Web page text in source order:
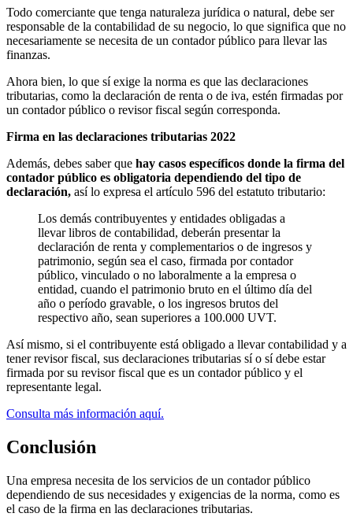
Todo comerciante que tenga naturaleza jurídica o natural, debe ser
responsable de la contabilidad de su negocio, lo que significa que no
necesariamente se necesita de un contador público para llevar las
finanzas.
Ahora bien, lo que sí exige la norma es que las declaraciones
tributarias, como la declaración de renta o de iva, estén firmadas por
un contador público o revisor fiscal según corresponda.
Firma en las declaraciones tributarias 2022
Además, debes saber que hay casos específicos donde la firma del
contador público es obligatoria dependiendo del tipo de
declaración, así lo expresa el artículo 596 del estatuto tributario:
Los demás contribuyentes y entidades obligadas a
llevar libros de contabilidad, deberán presentar la
declaración de renta y complementarios o de ingresos y
patrimonio, según sea el caso, firmada por contador
público, vinculado o no laboralmente a la empresa o
entidad, cuando el patrimonio bruto en el último día del
año o período gravable, o los ingresos brutos del
respectivo año, sean superiores a 100.000 UVT.
Así mismo, si el contribuyente está obligado a llevar contabilidad y a
tener revisor fiscal, sus declaraciones tributarias sí o sí debe estar
firmada por su revisor fiscal que es un contador público y el
representante legal.
Consulta más información aquí.
Conclusión
Una empresa necesita de los servicios de un contador público
dependiendo de sus necesidades y exigencias de la norma, como es
el caso de la firma en las declaraciones tributarias.